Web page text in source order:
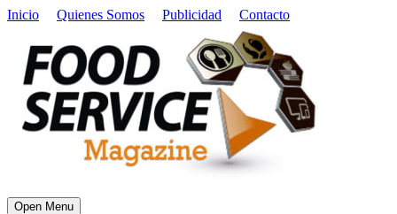
Inicio Quienes Somos Publicidad Contacto
Open Menu